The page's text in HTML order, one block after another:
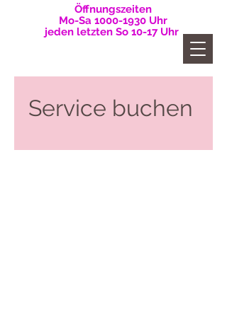
Öffnungszeiten
Mo-Sa 1000-1930Uhr
jeden letzten So 10-17 Uhr
Service buchen